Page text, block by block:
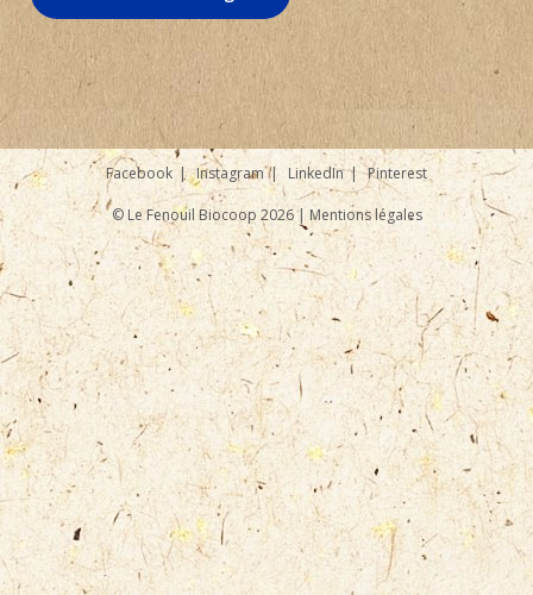
Facebook Instagram LinkedIn Pinterest
© Le Fenouil Biocoop 2026 | Mentions légales